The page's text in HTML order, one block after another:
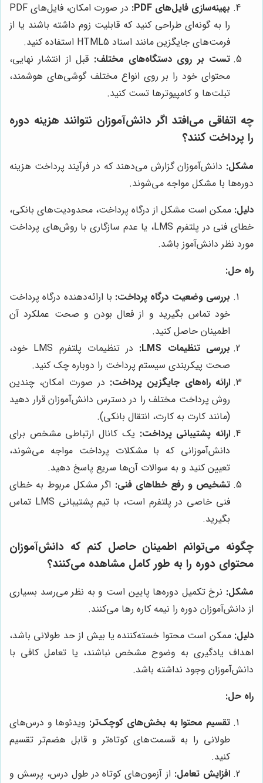
بهینه‌سازی فایل‌های PDF:
در صورت امکان، فایل‌های PDF
را به گونه‌ای طراحی کنید که قابلیت زوم داشته باشند یا از
فرمت‌های جایگزین مانند اسناد HTML5 استفاده کنید.
تست بر روی دستگاه‌های مختلف: قبل از انتشار نهایی،
محتوای خود را بر روی انواع مختلف گوشی‌های هوشمند،
تبلت‌ها و کامپیوترها تست کنید.
چه اتفاقی می‌افتد اگر دانش‌آموزان نتوانند هزینه دوره
را پرداخت کنند؟
مشکل: دانش‌آموزان گزارش می‌دهند که در فرآیند پرداخت هزینه
دوره‌ها با مشکل مواجه می‌شوند.
دلیل: ممکن است مشکل از درگاه پرداخت، محدودیت‌های بانکی،
خطای فنی در پلتفرم LMS، یا عدم سازگاری با روش‌های پرداخت
مورد نظر دانش‌آموز باشد.
راه حل:
بررسی وضعیت درگاه پرداخت: با ارائه‌دهنده درگاه پرداخت
خود تماس بگیرید و از فعال بودن و صحت عملکرد آن
اطمینان حاصل کنید.
بررسی تنظیمات LMS:
در تنظیمات پلتفرم LMS خود،
صحت پیکربندی سیستم پرداخت را دوباره چک کنید.
ارائه راه‌های جایگزین پرداخت: در صورت امکان، چندین
روش پرداخت مختلف را در دسترس دانش‌آموزان قرار دهید
(مانند کارت به کارت، انتقال بانکی).
ارائه پشتیبانی پرداخت: یک کانال ارتباطی مشخص برای
دانش‌آموزانی که با مشکلات پرداخت مواجه می‌شوند،
تعیین کنید و به سوالات آن‌ها سریع پاسخ دهید.
تشخیص و رفع خطاهای فنی: اگر مشکل مربوط به خطای
فنی خاصی در پلتفرم است، با تیم پشتیبانی LMS تماس
بگیرید.
چگونه می‌توانم اطمینان حاصل کنم که دانش‌آموزان
محتوای دوره را به طور کامل مشاهده می‌کنند؟
مشکل: نرخ تکمیل دوره‌ها پایین است و به نظر می‌رسد بسیاری
از دانش‌آموزان دوره را نیمه کاره رها می‌کنند.
دلیل: ممکن است محتوا خسته‌کننده یا بیش از حد طولانی باشد،
اهداف یادگیری به وضوح مشخص نباشند، یا تعامل کافی با
دانش‌آموزان وجود نداشته باشد.
راه حل:
تقسیم محتوا به بخش‌های کوچک‌تر: ویدئوها و درس‌های
طولانی را به قسمت‌های کوتاه‌تر و قابل هضم‌تر تقسیم
کنید.
افزایش تعامل: از آزمون‌های کوتاه در طول درس، پرسش و